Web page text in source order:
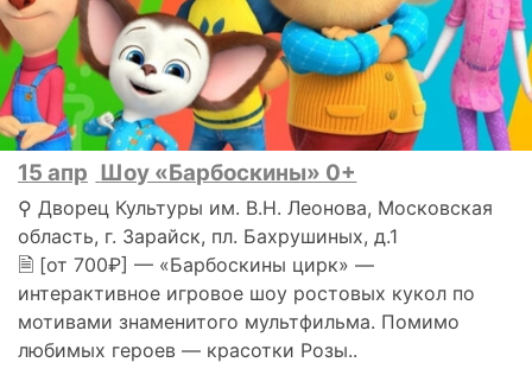
15 апр Шоу «Барбоскины» 0+
⚲ Дворец Культуры им. В.Н. Леонова, Московская
область, г. Зарайск, пл. Бахрушиных, д.1
🗎 [от 700₽] — «Барбоскины цирк» —
интерактивное игровое шоу ростовых кукол по
мотивами знаменитого мультфильма. Помимо
любимых героев — красотки Розы..